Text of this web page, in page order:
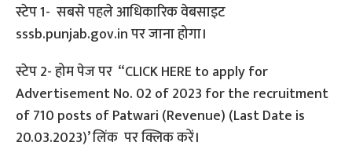
स्टेप 1- सबसे पहले आधिकारिक वेबसाइट
sssb.punjab.gov.in पर जाना होगा।
स्टेप 2- होम पेज पर “CLICK HERE to apply for
Advertisement No. 02 of 2023 for the recruitment
of 710 posts of Patwari (Revenue) (Last Date is
20.03.2023)’ लिंक पर क्लिक करें।